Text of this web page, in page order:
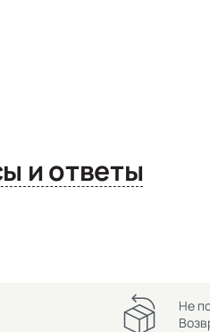
Вопросы и ответы
Не